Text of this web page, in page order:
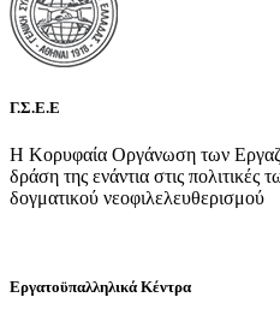
Γ.Σ.Ε.Ε
Η Κορυφαία Οργάνωση των
δράση της ενάντια στις πολιτικές
δογματικού νεοφιλελευθερισμού
Εργατοϋπαλληλικά Κέντρα